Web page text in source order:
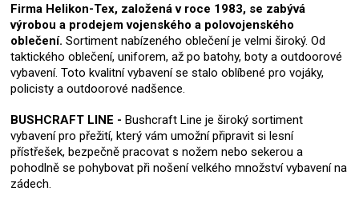
Firma Helikon-Tex, založená v roce 1983, se zabývá
výrobou a prodejem vojenského a polovojenského
oblečení. Sortiment nabízeného oblečení je velmi široký. Od
taktického oblečení, uniforem, až po batohy, boty a outdoorové
vybavení. Toto kvalitní vybavení se stalo oblíbené pro vojáky,
policisty a outdoorové nadšence.
BUSHCRAFT LINE - Bushcraft Line je široký sortiment
vybavení pro přežití, který vám umožní připravit si lesní
přístřešek, bezpečně pracovat s nožem nebo sekerou a
pohodlně se pohybovat při nošení velkého množství vybavení na
zádech.